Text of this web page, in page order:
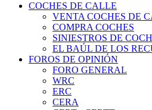
COCHES DE CALLE
VENTA COCHES DE
COMPRA COCHES
SINIESTROS DE
EL BAÚL DE LOS
FOROS DE OPINIÓN
FORO GENERAL
WRC
ERC
CERA